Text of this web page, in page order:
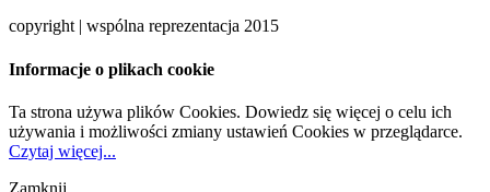
copyright | wspólna reprezentacja 2015
Informacje o plikach cookie
Ta strona używa plików Cookies. Dowiedz się więcej o celu ich
używania i możliwości zmiany ustawień Cookies w przeglądarce.
Czytaj więcej...
Zamknij